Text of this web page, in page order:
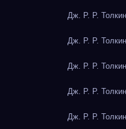
Дж. Р. Р.
Дж. Р. Р.
Дж. Р. Р.
Дж. Р. Р.
Дж. Р. Р.